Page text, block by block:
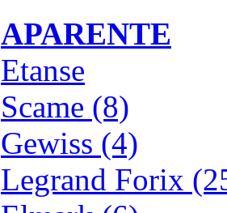
APARENTE
Etanse
Scame (8)
Gewiss (4)
Legrand Forix